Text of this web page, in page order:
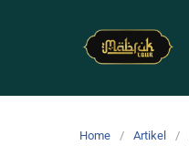
Home Artikel